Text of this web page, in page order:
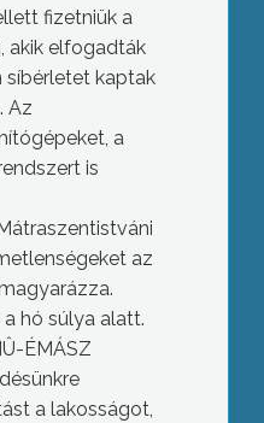
fizetniük a
akik elfogadták
síbérletet kaptak
Az
a
is
az
hó súlya alatt.
ÉMÁSZ
a lakosságot,